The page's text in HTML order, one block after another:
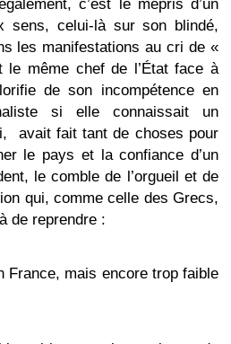
c’est le mépris d’un
sens, celui-là sur son blindé,
les manifestations au cri de «
le même chef de l’État face à
de son incompétence en
si elle connaissait un
avait fait tant de choses pour
le pays et la confiance d’un
le comble de l’orgueil et de
qui, comme celle des Grecs,
de reprendre :
France, mais encore trop faible